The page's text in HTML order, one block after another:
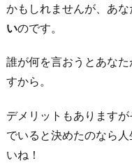
かもしれませんが、あ
いのです。
誰が何を言おうとあな
すから。
デメリットもあります
でいると決めたのなら人
いね！